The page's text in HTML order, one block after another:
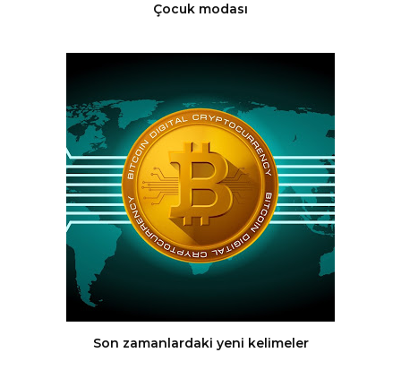
Çocuk modası
Son zamanlardaki yeni kelimeler